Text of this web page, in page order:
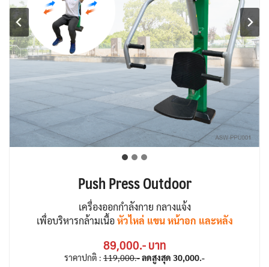
Push Press Outdoor
เครื่องออกกำลังกาย กลางแจ้ง
เพื่อบริหารกล้ามเนื้อหัวไหล่ แขน หน้าอก และหลัง
89,000.- บาท
ราคาปกติ : 119,000.-ลดสูงสุด 30,000.-